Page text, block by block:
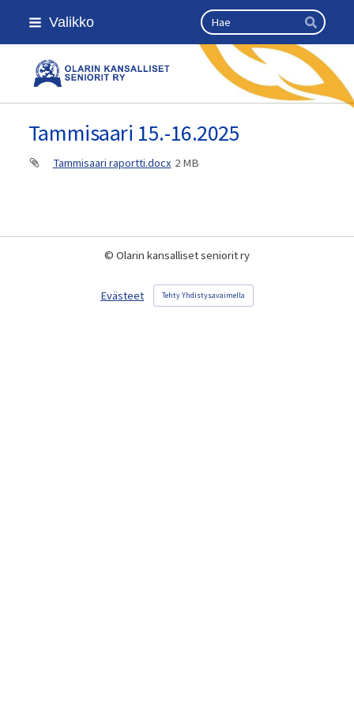
Siirry
sivun
Valikko Haku
Hae
Olarin kansalliset seniorit ry
Tammisaari 15.-16.2025
Tammisaari raportti.docx 2 MB
© Olarin kansalliset seniorit ry
Evästeet Tehty Yhdistysavaimella